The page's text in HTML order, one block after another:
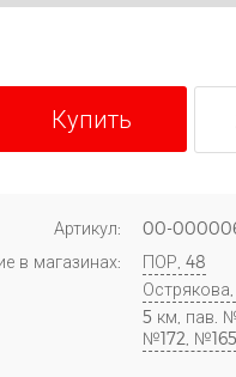
Купить
Артикул:
00-
в магазинах:
ПОР, 48
5 км, пав.
№172, №165.